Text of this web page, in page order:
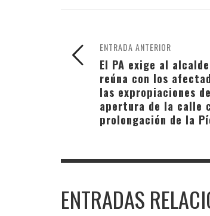
ENTRADA ANTERIOR
El PA exige al
reúna con los
las expropiaciones
apertura de la calle
prolongación de la
ENTRADAS